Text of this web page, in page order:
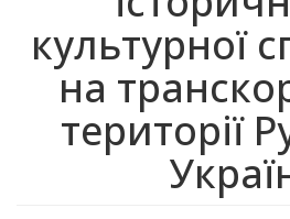
культурної
на
території